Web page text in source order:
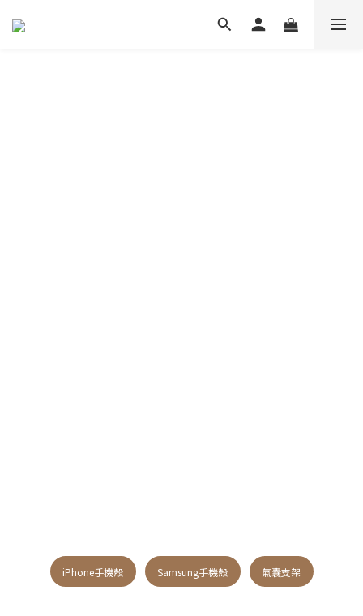
iPhone手機殼 Samsung手機殼 氣囊支架